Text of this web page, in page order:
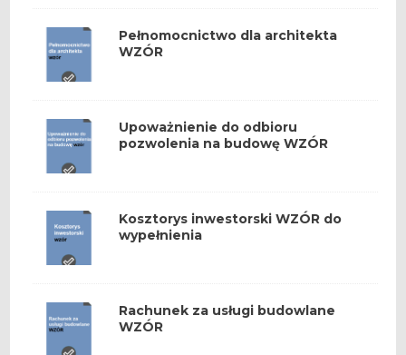
Pełnomocnictwo dla architekta
WZÓR
Upoważnienie do odbioru
pozwolenia na budowę WZÓR
Kosztorys inwestorski WZÓR do
wypełnienia
Rachunek za usługi budowlane
WZÓR